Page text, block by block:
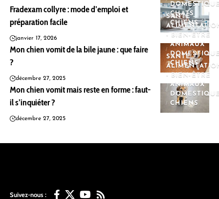
CHATS
CHIENS
Fradexam collyre : mode d’emploi et
préparation facile
janvier 17, 2026
SANTÉ -
- BIEN-ÊTRE
ANIMAUX
CHIENS
Mon chien vomit de la bile jaune : que faire
?
décembre 27, 2025
SANTÉ -
- BIEN-ÊTRE
ANIMAUX
CHIENS
Mon chien vomit mais reste en forme : faut-
il s’inquiéter ?
décembre 27, 2025
Suivez-nous :